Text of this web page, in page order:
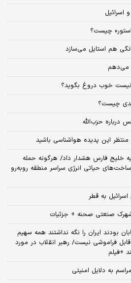
اسرائیل
چیست؟
هم استایل می‌سازد
می‌دهم
نیست خوب دروغ بگوید؟
چیست؟
درباره حزب‌الله
خلیج فارس هشدار داد/ هرگونه حمله
حیاتی انرژی سراسر منطقه روبه‌رو
به قطر
بودند ایران را نگه نداشتند همه سهیم
فراموشی نیست/ رهبر انقلاب در مورد
+فیلم
به دلایل امنیتی